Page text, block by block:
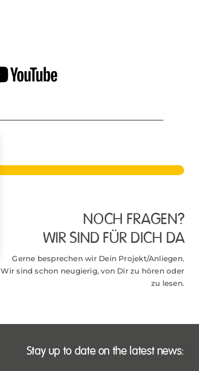
NOCH FRAGEN?
WIR SIND FÜR DICH DA
Gerne besprechen wir Dein Projekt/Anliegen.
Wir sind schon neugierig, von Dir zu hören oder
zu lesen.
Stay up to date on the latest news: